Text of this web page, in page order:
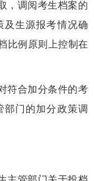
，调阅考生档案的
及生源报考情况确
比例原则上控制在
符合加分条件的考
门的加分政策调